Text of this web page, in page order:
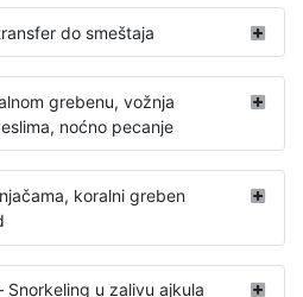
do smeštaja
grebenu, vožnja
noćno pecanje
koralni greben